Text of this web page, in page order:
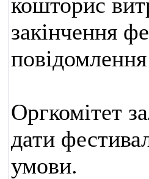
закінчення
Оргкомітет
дати
умови.